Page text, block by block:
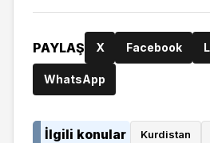
PAYLAŞ X Facebook
WhatsApp
İlgili konular Kurdistan